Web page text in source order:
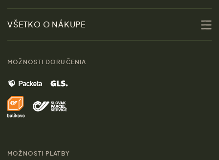
Udržateľnosť
Kontakt
Značky
Pre médiá
Zľavy
Ženy
Muži
Domov
Darčeky
VŠETKO O NÁKUPE
Doprava a platba
MOŽNOSTI DORUČENIA
MOŽNOSTI PLATBY